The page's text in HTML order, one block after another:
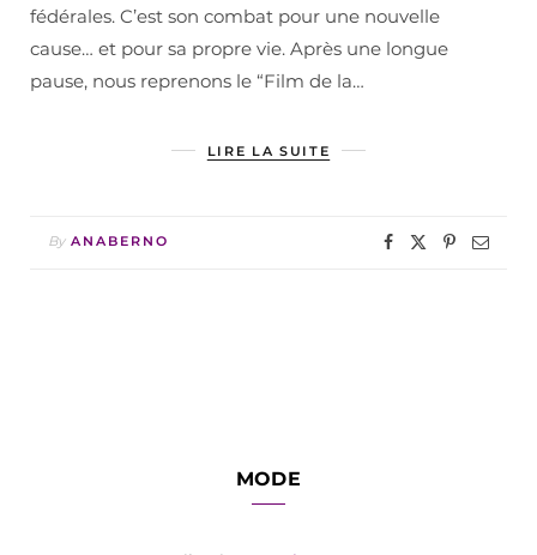
fédérales. C’est son combat pour une nouvelle
cause… et pour sa propre vie. Après une longue
pause, nous reprenons le “Film de la…
LIRE LA SUITE
By ANABERNO
MODE